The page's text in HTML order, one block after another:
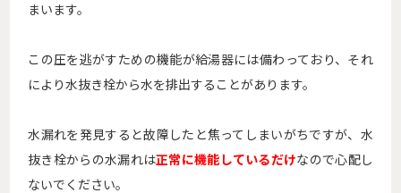
まいます。
この圧を逃がすための機能が給湯器には備わっており、それ
により水抜き栓から水を排出することがあります。
水漏れを発見すると故障したと焦ってしまいがちですが、水
抜き栓からの水漏れは正常に機能しているだけなので心配し
ないでください。